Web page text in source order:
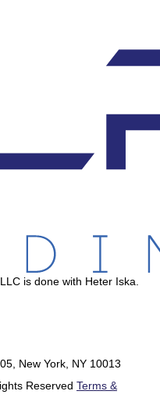
is done with Heter Iska.
New York, NY 10013
Reserved Terms &